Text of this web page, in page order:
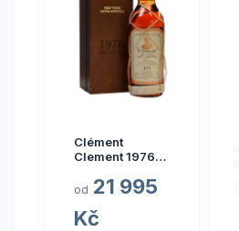
Clément
Clement 1976
od 21 995
Kč